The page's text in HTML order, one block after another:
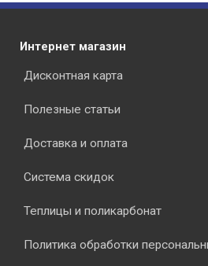
Интернет магазин
Дисконтная карта
Полезные статьи
Доставка и оплата
Система скидок
Теплицы и поликарбонат
Политика обработки